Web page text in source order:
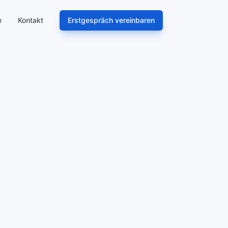
Kontakt Erstgespräch vereinbaren